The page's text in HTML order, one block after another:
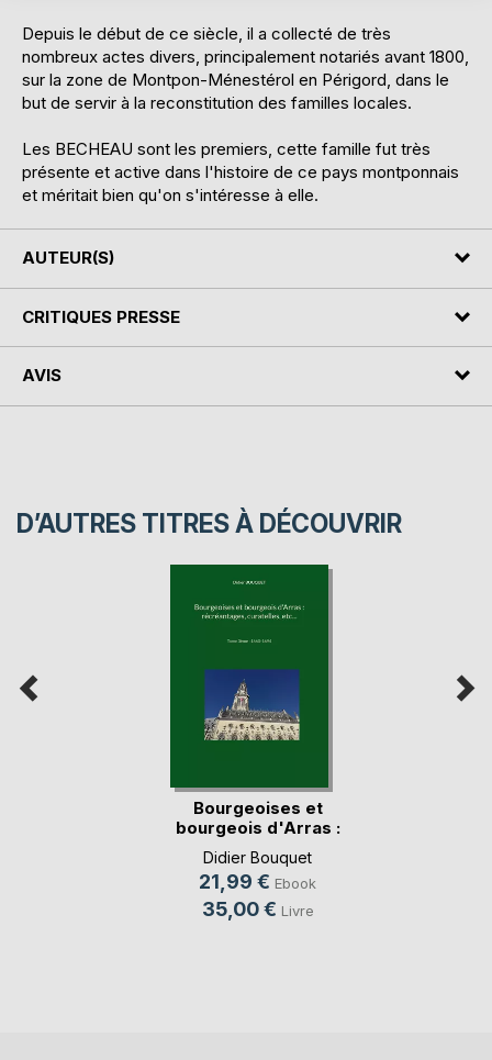
Depuis le début de ce siècle, il a collecté de très
nombreux actes divers, principalement notariés avant 1800,
sur la zone de Montpon-Ménestérol en Périgord, dans le
but de servir à la reconstitution des familles locales.
Les BECHEAU sont les premiers, cette famille fut très
présente et active dans l'histoire de ce pays montponnais
et méritait bien qu'on s'intéresse à elle.
AUTEUR(S)
CRITIQUES PRESSE
AVIS
D’AUTRES TITRES À DÉCOUVRIR
Bourgeoises et
bourgeois d'Arras :
(...)
Didier Bouquet
21,99 € Ebook
35,00 € Livre